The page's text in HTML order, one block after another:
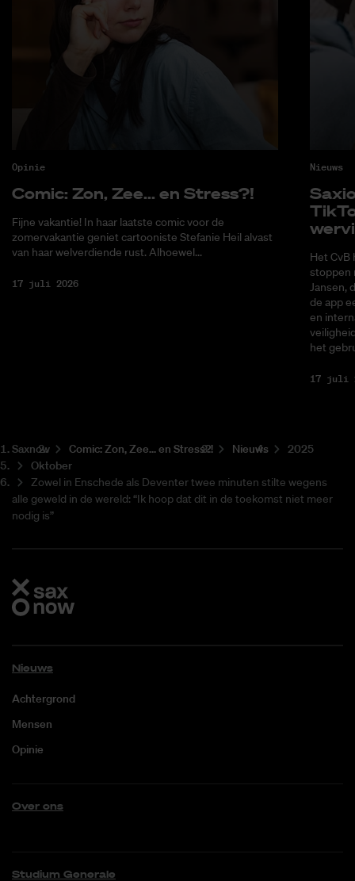
Opinie
Co­mic: Zon, Zee... en Stress?!
Fijne vakantie! In haar laatste comic voor de
zomervakantie geniet cartooniste Stefanie Heil alvast
van haar welverdiende rust. Alhoewel...
17 juli 2026
Nieuws
Het CvB
stoppen
Jansen,
de app
en
het
17 juli
Saxnow Co­mic: Zon, Zee... en Stress?! Nieuws
2025
Oktober
Zowel in Enschede als Deventer twee minuten stilte wegens
alle geweld in de wereld: “Ik hoop dat dit in de toekomst niet meer
nodig is”
Nieuws
Achtergrond
Mensen
Opinie
Over ons
Studium Generale